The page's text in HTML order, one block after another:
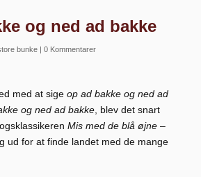
og ned ad bakke
bunke| 0 Kommentarer
med at sige op ad bakke og ned ad
og ned ad bakke, blev det snart
Mis med de blå øjne–
ud for at finde landet med de mange